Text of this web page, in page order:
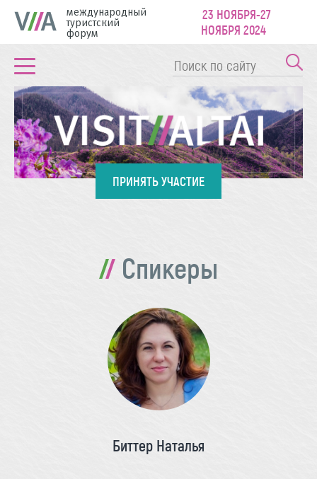
международный
туристский
форум
23 НОЯБРЯ-27
НОЯБРЯ 2024
ПРИНЯТЬ УЧАСТИЕ
Спикеры
Биттер Наталья